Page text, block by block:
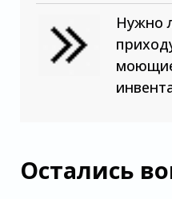
Нужно
Остались